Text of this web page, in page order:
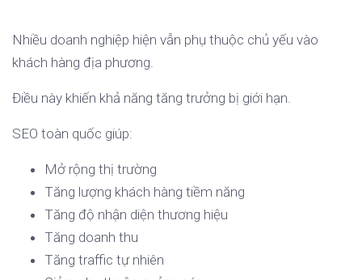
Nhiều doanh nghiệp hiện vẫn phụ thuộc chủ yếu vào
khách hàng địa phương.
Điều này khiến khả năng tăng trưởng bị giới hạn.
SEO toàn quốc giúp:
Mở rộng thị trường
Tăng lượng khách hàng tiềm năng
Tăng độ nhận diện thương hiệu
Tăng doanh thu
Tăng traffic tự nhiên